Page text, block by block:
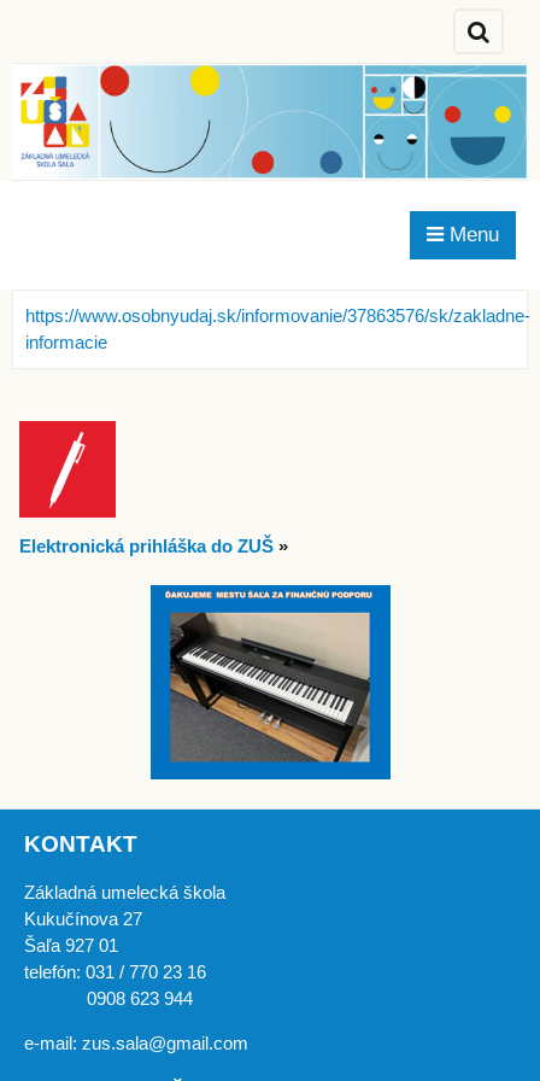
Menu
https://www.osobnyudaj.sk/informovanie/37863576/sk/zakladne-
informacie
Elektronická prihláška do ZUŠ »
KONTAKT
Základná umelecká škola
Kukučínova 27
Šaľa 927 01
telefón: 031 / 770 23 16
0908 623 944
e-mail: zus.sala@gmail.com